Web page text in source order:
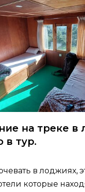
на треке в
в тур.
в лоджиях,
которые